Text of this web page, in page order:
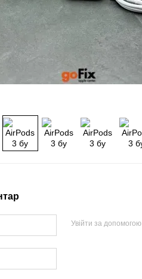
Увійти за допомогою